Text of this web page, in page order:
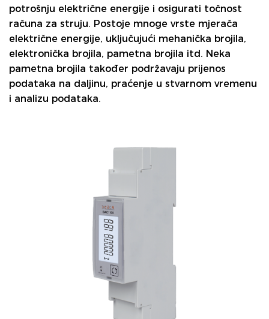
potrošnju električne energije i osigurati točnost
računa za struju. Postoje mnoge vrste mjerača
električne energije, uključujući mehanička brojila,
elektronička brojila, pametna brojila itd. Neka
pametna brojila također podržavaju prijenos
podataka na daljinu, praćenje u stvarnom vremenu
i analizu podataka.